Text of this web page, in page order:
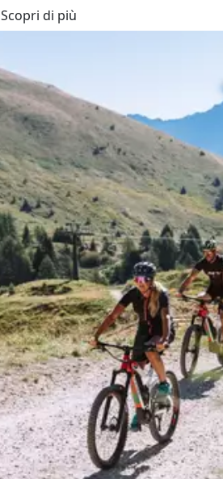
Scopri di più